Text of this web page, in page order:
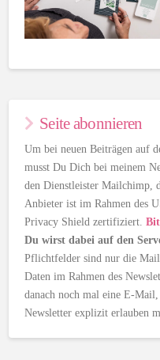
Seite abonnieren
Um bei neuen Beiträgen auf
musst Du Dich bei meinem
den Dienstleister Mailchimp,
Anbieter ist im Rahmen des
Privacy Shield zertifiziert.
Du wirst dabei auf den
Pflichtfelder sind nur die
Daten im Rahmen des
danach noch mal eine E-
Newsletter explizit erlauben